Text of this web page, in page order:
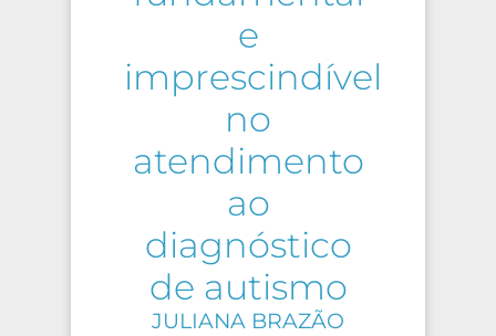
e
imprescindível
no
atendimento
ao
diagnóstico
de autismo
JULIANA BRAZÃO